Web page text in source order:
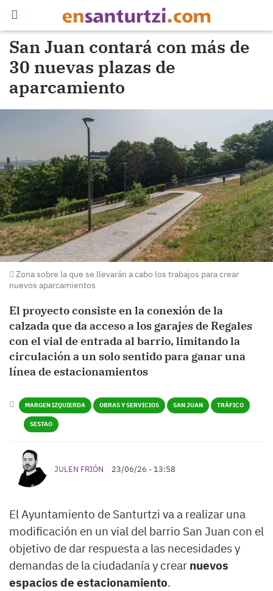
San Juan contará con más de
30 nuevas plazas de
aparcamiento
Zona sobre la que se llevarán a cabo los trabajos para crear
nuevos aparcamientos
El proyecto consiste en la conexión de la
calzada que da acceso a los garajes de Regales
con el vial de entrada al barrio, limitando la
circulación a un solo sentido para ganar una
línea de estacionamientos
MARGEN IZQUIERDA OBRAS Y SERVICIOS SAN JUAN TRÁFICO
SESTAO
JULEN FRIÓN 23/06/26 - 13:58
El Ayuntamiento de Santurtzi va a realizar una
modificación en un vial del barrio San Juan con el
objetivo de dar respuesta a las necesidades y
demandas de la ciudadanía y crear nuevos
espacios de estacionamiento.